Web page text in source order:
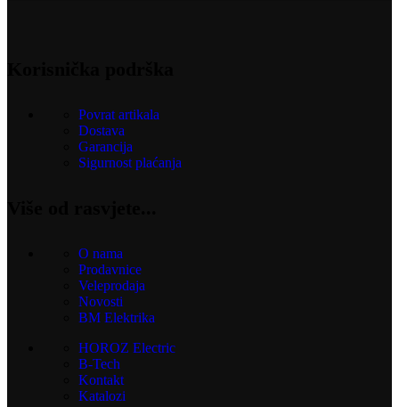
Povrat artikala
Dostava
Garancija
Sigurnost plaćanja
O nama
Prodavnice
Veleprodaja
Novosti
BM Elektrika
HOROZ Electric
B-Tech
Kontakt
Katalozi